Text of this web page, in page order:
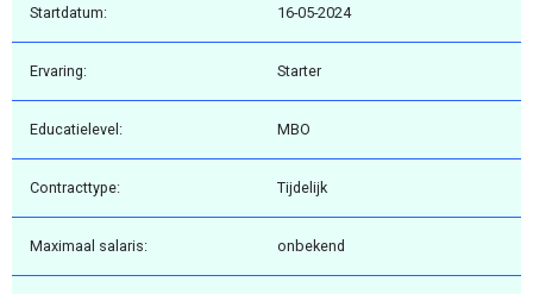
Startdatum: 16-05-2024
Ervaring: Starter
Educatielevel: MBO
Contracttype: Tijdelijk
Maximaal salaris: onbekend